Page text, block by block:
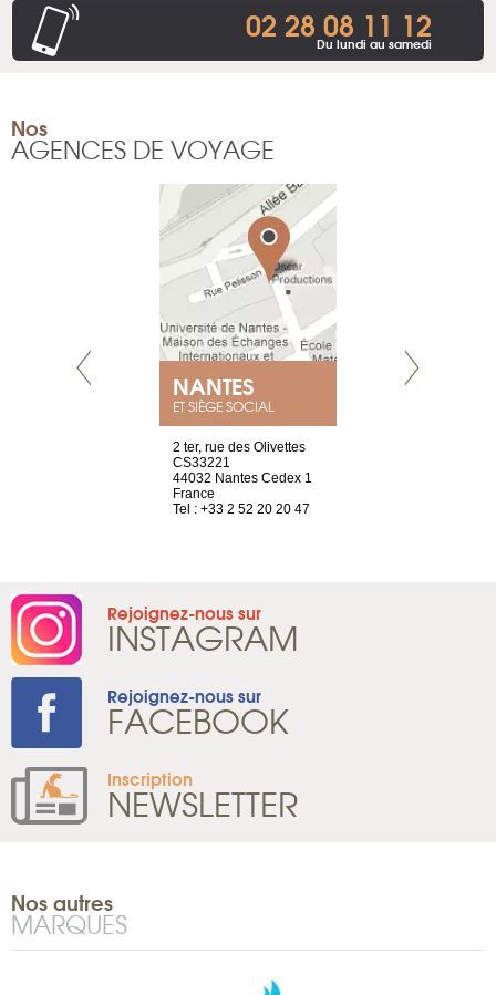
02 28 08 11 12
Du lundi au samedi
Nos
AGENCES DE VOYAGE
NANTES
ET SIÈGE SOCIAL
2 ter, rue des Olivettes
CS33221
44032 Nantes Cedex 1
France
Tel : +33 2 52 20 20 47
Rejoignez-nous sur
INSTAGRAM
Rejoignez-nous sur
FACEBOOK
Inscription
NEWSLETTER
Nos autres
MARQUES